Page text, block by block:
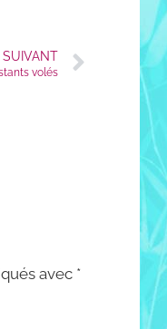
SUIVANT
volés
avec *